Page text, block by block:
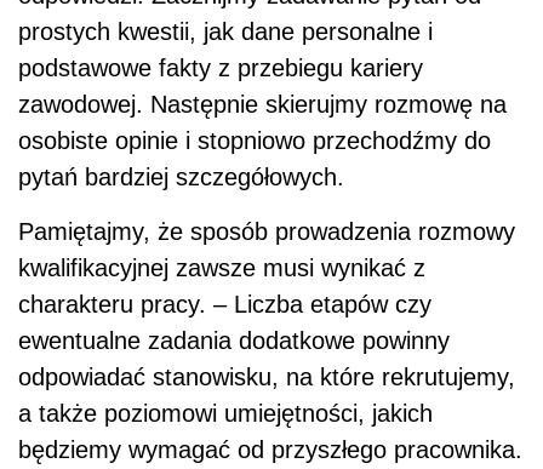
prostych kwestii, jak dane personalne i
podstawowe fakty z przebiegu kariery
zawodowej. Następnie skierujmy rozmowę na
osobiste opinie i stopniowo przechodźmy do
pytań bardziej szczegółowych.
Pamiętajmy, że sposób prowadzenia rozmowy
kwalifikacyjnej zawsze musi wynikać z
charakteru pracy. – Liczba etapów czy
ewentualne zadania dodatkowe powinny
odpowiadać stanowisku, na które rekrutujemy,
a także poziomowi umiejętności, jakich
będziemy wymagać od przyszłego pracownika.